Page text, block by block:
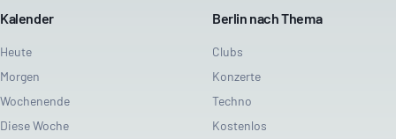
Kalender
Heute
Morgen
Wochenende
Diese Woche
Berlin nach Thema
Clubs
Konzerte
Techno
Kostenlos